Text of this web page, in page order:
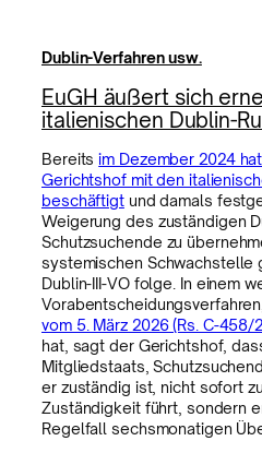
Dublin-Verfahren usw.
EuGH äußert sich
italienischen Dublin-
Bereitsim Dezember 2024
Gerichtshof mit den
beschäftigtund damals
Weigerung des zuständigen
Schutzsuchende zu
systemischen Schwachstelle
Dublin-III-VO folge. In einem
vom 5. März 2026 (Rs. C-458/
hat, sagt der Gerichtshof,
Mitgliedstaats,
er zuständig ist, nicht sofort
Zuständigkeit führt, sondern
Regelfall sechsmonatigen